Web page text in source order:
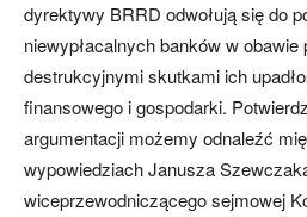
dyrektywy BRRD odwołują się do
niewypłacalnych banków w
destrukcyjnymi skutkami ich
finansowego i gospodarki.
argumentacji możemy odnaleźć
wypowiedziach Janusza
wiceprzewodniczącego sejmowej